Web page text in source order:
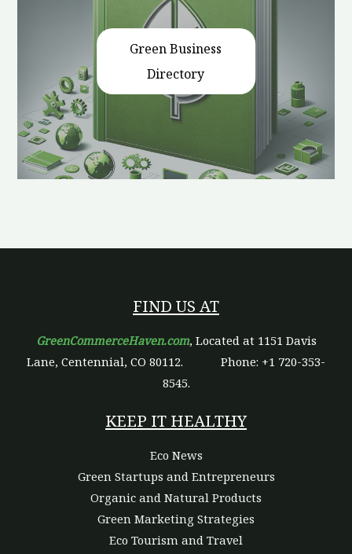
Green Business
Directory
FIND US AT
GreenCommerceHaven.com, Located at 1151 Davis
Lane, Centennial, CO 80112. Phone: +1 720-353-
8545.
KEEP IT HEALTHY
Eco News
Green Startups and Entrepreneurs
Organic and Natural Products
Green Marketing Strategies
Eco Tourism and Travel